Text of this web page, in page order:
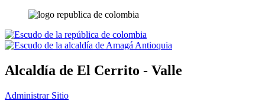
Alcaldía de El Cerrito - Valle
Administrar Sitio